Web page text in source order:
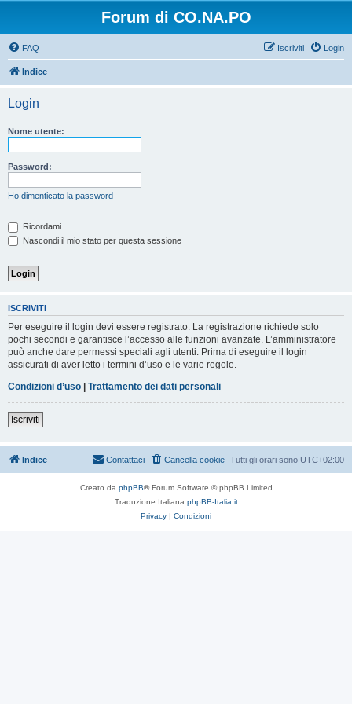
Forum di CO.NA.PO
FAQ Login
Iscriviti
Indice
Login
Nome utente:
Password:
Ho dimenticato la password
Ricordami
Nascondi il mio stato per questa sessione
ISCRIVITI
Per eseguire il login devi essere registrato. La registrazione richiede solo
pochi secondi e garantisce l’accesso alle funzioni avanzate. L’amministratore
può anche dare permessi speciali agli utenti. Prima di eseguire il login
assicurati di aver letto i termini d’uso e le varie regole.
Condizioni d’uso | Trattamento dei dati personali
Iscriviti
Indice Tutti gli orari sono UTC+02:00
Cancella cookie
Contattaci
Creato da phpBB® Forum Software © phpBB Limited
Traduzione Italiana phpBB-Italia.it
Privacy | Condizioni